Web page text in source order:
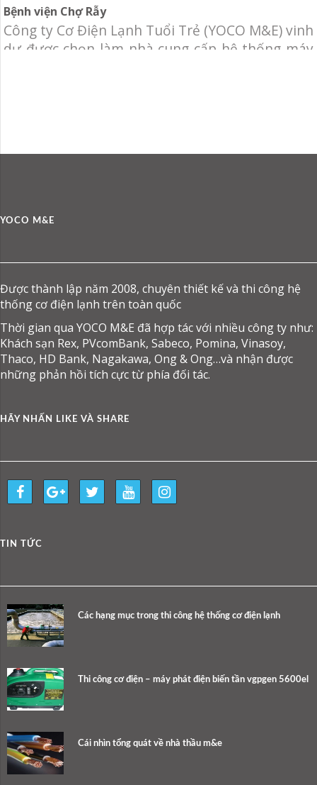
Bệnh viện Chợ Rẫy
Công ty Cơ Điện Lạnh Tuổi Trẻ (YOCO M&E) vinh
dự được chọn làm nhà cung cấp hệ thống máy
YOCO M&E
Được thành lập năm 2008, chuyên thiết kế và thi công hệ
thống cơ điện lạnh trên toàn quốc
Thời gian qua YOCO M&E đã hợp tác với nhiều công ty như:
Khách sạn Rex, PVcomBank, Sabeco, Pomina, Vinasoy,
Thaco, HD Bank, Nagakawa, Ong & Ong…và nhận được
những phản hồi tích cực từ phía đối tác.
HÃY NHẤN LIKE VÀ SHARE
TIN TỨC
Các hạng mục trong thi công hệ thống cơ điện lạnh
Thi công cơ điện – máy phát điện biến tần vgpgen 5600el
Cái nhìn tổng quát về nhà thầu m&e